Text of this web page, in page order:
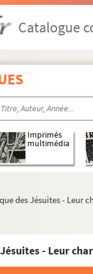
Catalogue
Imprimés
multimédia
des Jésuites - Leur